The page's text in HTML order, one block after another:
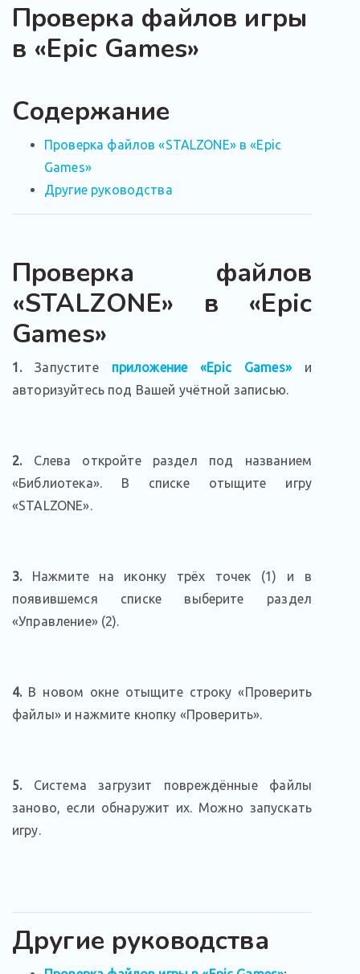
Проверка файлов игры
в «Epic Games»
Содержание
Проверка файлов «STALZONE» в «Epic
Games»
Другие руководства
Проверка файлов
«STALZONE» в «Epic
Games»
1.Запустите приложение «Epic Games»и
авторизуйтесь под Вашей учётной записью.
2.Слева откройте раздел под названием
«Библиотека». В списке отыщите игру
«STALZONE».
3.Нажмите на иконку трёх точек (1) и в
появившемся списке выберите раздел
«Управление» (2).
4.В новом окне отыщите строку «Проверить
файлы» и нажмите кнопку «Проверить».
5.Система загрузит повреждённые файлы
заново, если обнаружит их. Можно запускать
игру.
Другие руководства